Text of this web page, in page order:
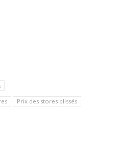
Prix des stores plissés